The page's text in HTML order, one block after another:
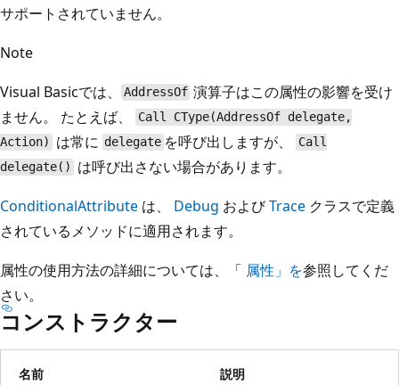
サポートされていません。
Note
Visual Basicでは、
AddressOf 演算子はこの属性の影響を受け
ません。 たとえば、
Call CType(AddressOf delegate,
Action)
は常に delegate を呼び出しますが、
Call
delegate()
は呼び出さない場合があります。
ConditionalAttribute は、 Debug およびTrace クラスで定義
されているメソッドに適用されます。
属性の使用方法の詳細については、「 属性」を参照してくだ
さい。
コンストラクター
名前 説明